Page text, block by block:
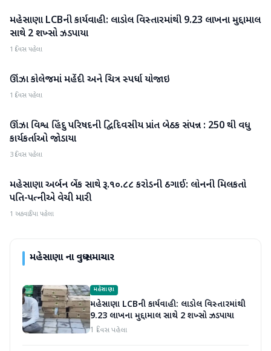
મહેસાણા
મહેસાણા LCBની કાર્યવાહી: લાડોલ વિસ્તારમાંથી 9.23 લાખના મુદ્દામાલ
સાથે 2 શખ્સો ઝડપાયા
1 દિવસ પહેલા
મહેસાણા
ઊંઝા કોલેજમાં મહેંદી અને ચિત્ર સ્પર્ધા યોજાઇ
1 દિવસ પહેલા
મહેસાણા
ઊંઝા વિશ્વ હિંદુ પરિષદની દ્વિદિવસીય પ્રાંત બેઠક સંપન્ન : 250 થી વધુ
કાર્યકર્તાઓ જોડાયા
3 દિવસ પહેલા
મહેસાણા
મહેસાણા અર્બન બેંક સાથે રૂ.૧૦.૮૮ કરોડની ઠગાઈ: લોનની મિલકતો
પતિ-પત્નીએ વેચી મારી
1 અઠવાડિયા પહેલા
મહેસાણાના વધુ સમાચાર
મહેસાણા
મહેસાણા LCBની કાર્યવાહી: લાડોલ વિસ્તારમાંથી
9.23 લાખના મુદ્દામાલ સાથે 2 શખ્સો ઝડપાયા
1 દિવસ પહેલા